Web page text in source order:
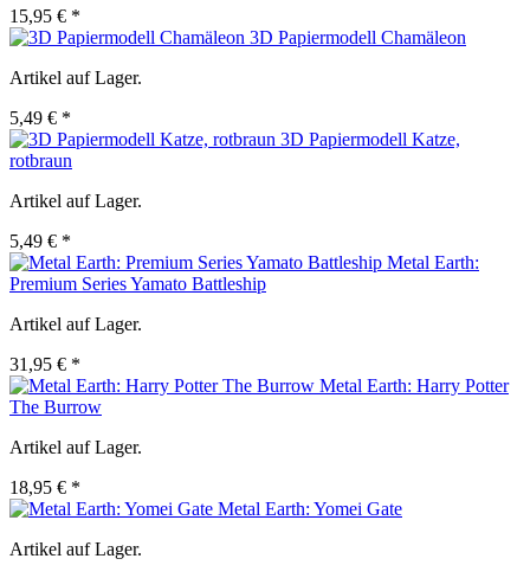
15,95 € *
3D Papiermodell Chamäleon
Artikel auf Lager.
5,49 € *
3D Papiermodell Katze,
rotbraun
Artikel auf Lager.
5,49 € *
Metal Earth:
Premium Series Yamato Battleship
Artikel auf Lager.
31,95 € *
Metal Earth: Harry Potter
The Burrow
Artikel auf Lager.
18,95 € *
Metal Earth: Yomei Gate
Artikel auf Lager.